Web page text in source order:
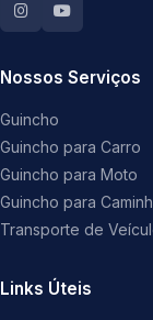
Nossos Serviços
Guincho
Guincho para Carro
Guincho para Moto
Guincho para
Transporte de
Links Úteis